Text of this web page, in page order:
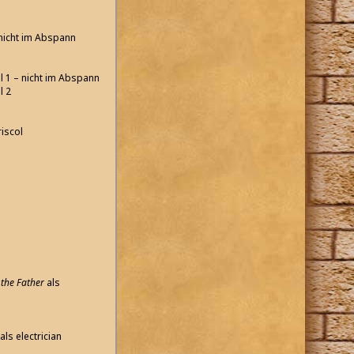
im Abspann
1 – nicht im Abspann
2
Father als
als electrician